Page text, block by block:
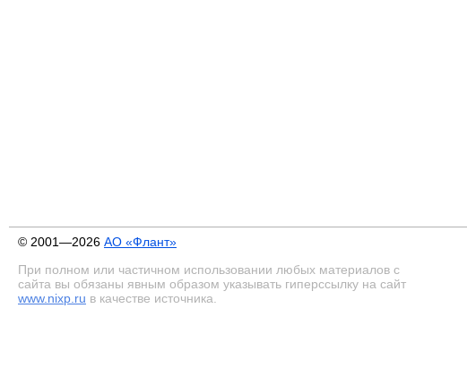
© 2001—2026 АО «Флант»
При полном или частичном использовании любых материалов с
сайта вы обязаны явным образом указывать гиперссылку на сайт
www.nixp.ru в качестве источника.